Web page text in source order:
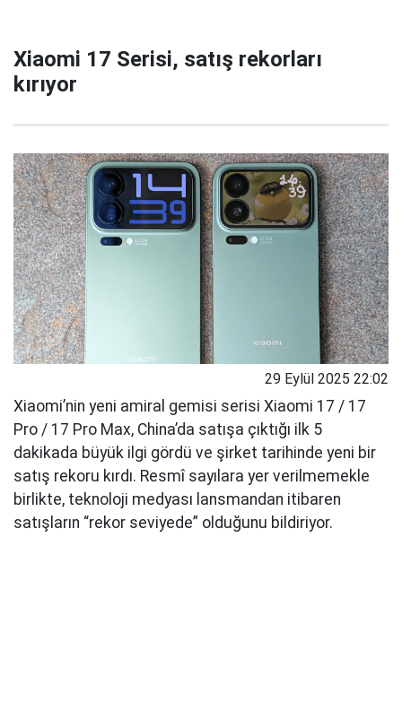
Xiaomi 17 Serisi, satış rekorları
kırıyor
29 Eylül 2025 22:02
Xiaomi’nin yeni amiral gemisi serisi Xiaomi 17 / 17
Pro / 17 Pro Max, China’da satışa çıktığı ilk 5
dakikada büyük ilgi gördü ve şirket tarihinde yeni bir
satış rekoru kırdı. Resmî sayılara yer verilmemekle
birlikte, teknoloji medyası lansmandan itibaren
satışların “rekor seviyede” olduğunu bildiriyor.